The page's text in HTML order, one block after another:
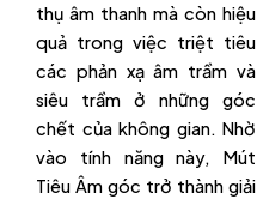
thụ âm thanh mà còn hiệu
quả trong việc triệt tiêu
các phản xạ âm trầm và
siêu trầm ở những góc
chết của không gian. Nhờ
vào tính năng này, Mút
Tiêu Âm góc trở thành giải